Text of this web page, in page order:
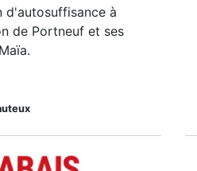
d'autosuffisance à
de Portneuf et ses